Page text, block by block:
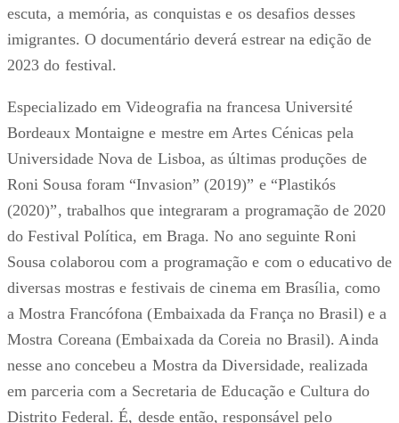
escuta, a memória, as conquistas e os desafios desses
imigrantes. O documentário deverá estrear na edição de
2023 do festival.
Especializado em Videografia na francesa Université
Bordeaux Montaigne e mestre em Artes Cénicas pela
Universidade Nova de Lisboa, as últimas produções de
Roni Sousa foram “Invasion” (2019)” e “Plastikós
(2020)”, trabalhos que integraram a programação de 2020
do Festival Política, em Braga. No ano seguinte Roni
Sousa colaborou com a programação e com o educativo de
diversas mostras e festivais de cinema em Brasília, como
a Mostra Francófona (Embaixada da França no Brasil) e a
Mostra Coreana (Embaixada da Coreia no Brasil). Ainda
nesse ano concebeu a Mostra da Diversidade, realizada
em parceria com a Secretaria de Educação e Cultura do
Distrito Federal. É, desde então, responsável pelo